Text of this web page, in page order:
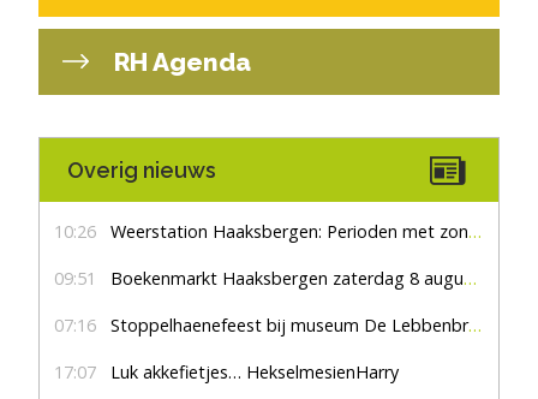
RH Agenda
Overig nieuws
10:26 Weerstation Haaksbergen: Perioden met zon en droog
09:51 Boekenmarkt Haaksbergen zaterdag 8 augustus, marktplein Haaksbergen
07:16 Stoppelhaenefeest bij museum De Lebbenbrugge
17:07 Luk akkefietjes… HekselmesienHarry